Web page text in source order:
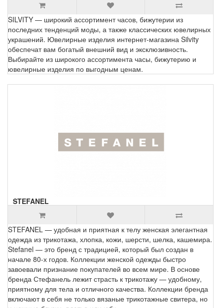
SILVITY — широкий ассортимент часов, бижутерии из
последних тенденций моды, а также классических ювелирных
украшений. Ювелирные изделия интернет-магазина Silvity
обеспечат вам богатый внешний вид и эксклюзивность.
Выбирайте из широкого ассортимента часы, бижутерию и
ювелирные изделия по выгодным ценам.
STEFANEL
STEFANEL — удобная и приятная к телу женская элегантная
одежда из трикотажа, хлопка, кожи, шерсти, шелка, кашемира.
Stefanel — это бренд с традицией, который был создан в
начале 80-х годов. Коллекции женской одежды быстро
завоевали признание покупателей во всем мире. В основе
бренда Стефанель лежит страсть к трикотажу — удобному,
приятному для тела и отличного качества. Коллекции бренда
включают в себя не только вязаные трикотажные свитера, но